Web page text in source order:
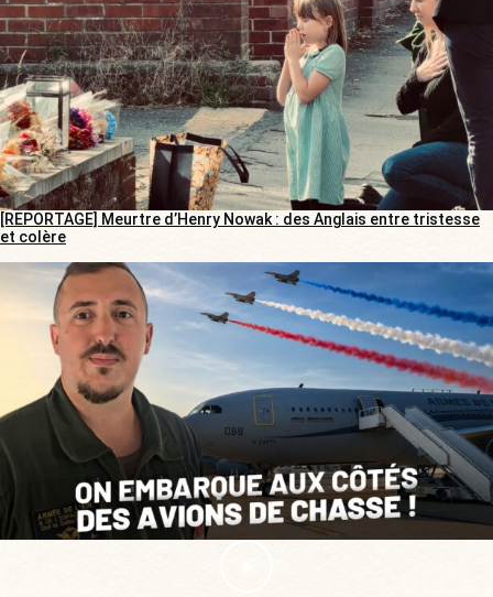
[REPORTAGE] Meurtre d’Henry Nowak : des Anglais entre tristesse
et colère